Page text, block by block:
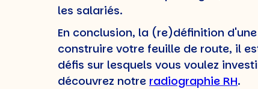
les salariés.
En conclusion, la (re)définition
construire votre feuille de route, il
défis sur lesquels vous voulez
découvrez notre radiographie RH.